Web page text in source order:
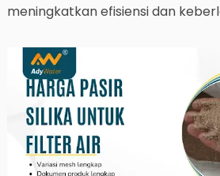
meningkatkan efisiensi dan